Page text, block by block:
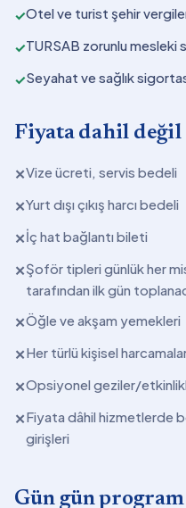
✓Otel ve turist şehir
✓TURSAB zorunlu mesleki
✓Seyahat ve sağlık
Fiyata dahil değil
✕Vize ücreti, servis bedeli
✕Yurt dışı çıkış harcı bedeli
✕İç hat bağlantı bileti
✕Şoför tipleri günlük her
tarafından ilk gün
✕Öğle ve akşam yemekleri
✕Her türlü kişisel
✕Opsiyonel geziler/
✕Fiyata dâhil hizmetlerde
girişleri
Gün gün program